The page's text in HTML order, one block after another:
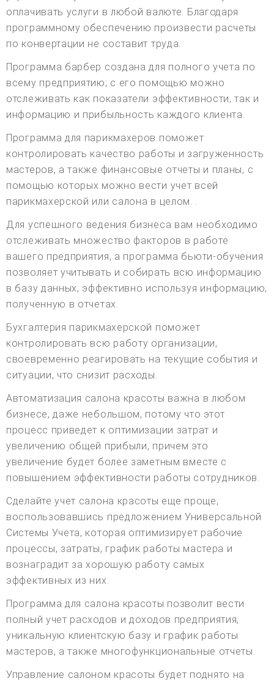
оплачивать услуги в любой валюте. Благодаря
программному обеспечению произвести расчеты
по конвертации не составит труда.
Программа барбер создана для полного учета по
всему предприятию; с его помощью можно
отслеживать как показатели эффективности, так и
информацию и прибыльность каждого клиента.
Программа для парикмахеров поможет
контролировать качество работы и загруженность
мастеров, а также финансовые отчеты и планы, с
помощью которых можно вести учет всей
парикмахерской или салона в целом. .
Для успешного ведения бизнеса вам необходимо
отслеживать множество факторов в работе
вашего предприятия, а программа бьюти-обучения
позволяет учитывать и собирать всю информацию
в базу данных, эффективно используя информацию,
полученную в отчетах.
Бухгалтерия парикмахерской поможет
контролировать всю работу организации,
своевременно реагировать на текущие события и
ситуации, что снизит расходы.
Автоматизация салона красоты важна в любом
бизнесе, даже небольшом, потому что этот
процесс приведет к оптимизации затрат и
увеличению общей прибыли, причем это
увеличение будет более заметным вместе с
повышением эффективности работы сотрудников.
Сделайте учет салона красоты еще проще,
воспользовавшись предложением Универсальной
Системы Учета, которая оптимизирует рабочие
процессы, затраты, график работы мастера и
вознаградит за хорошую работу самых
эффективных из них.
Программа для салона красоты позволит вести
полный учет расходов и доходов предприятия,
уникальную клиентскую базу и график работы
мастеров, а также многофункциональные отчеты.
Управление салоном красоты будет поднято на